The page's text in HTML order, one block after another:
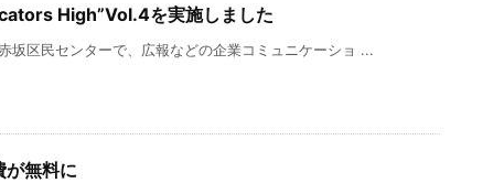
High”Vol.4を実施しました
坂区民センターで、広報などの企業コミュニケーショ ...
が無料に